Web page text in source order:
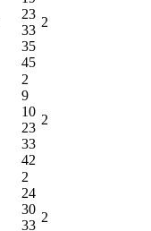
23
33
35
45
2
2
9
10
23
33
42
2
2
24
30
33
2